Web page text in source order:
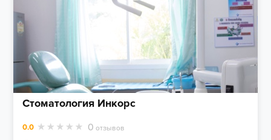
Стоматология Инкорс
0.0 0 отзывов